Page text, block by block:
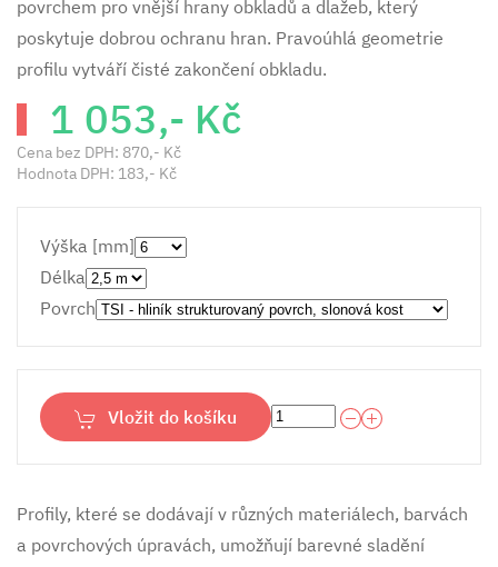
povrchem pro vnější hrany obkladů a dlažeb, který
poskytuje dobrou ochranu hran. Pravoúhlá geometrie
profilu vytváří čisté zakončení obkladu.
1 053,- Kč
Cena bez DPH: 870,- Kč
Hodnota DPH: 183,- Kč
Výška [mm]
Délka
Povrch
Vložit do košíku
Profily, které se dodávají v různých materiálech, barvách
a povrchových úpravách, umožňují barevné sladění